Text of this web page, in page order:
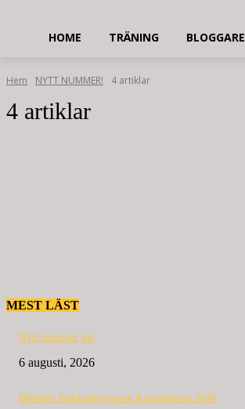
HOME TRÄNING BLOGGARE
Hem NYTT NUMMER! 4 artiklar
4 artiklar
MEST LÄST
Nytt nummer ute
6 augusti, 2026
Bildspel Sparbanksjoggen Katrineholm 2026